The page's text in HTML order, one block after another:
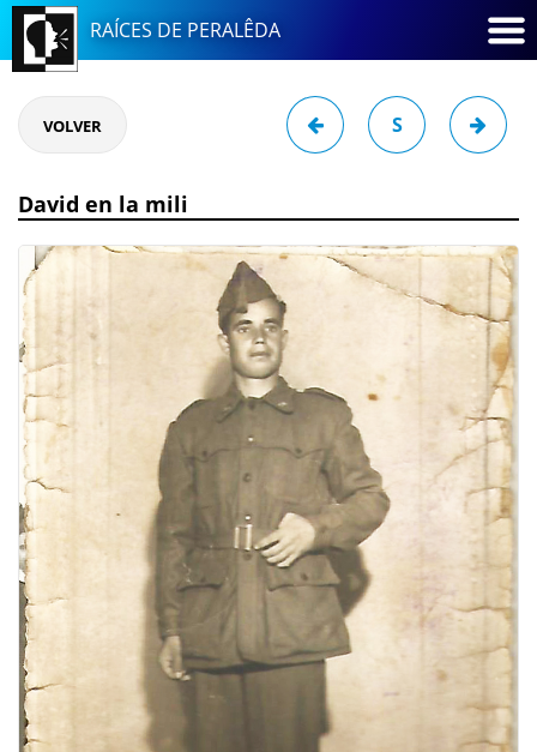
RAÍCES DE PERALÊDA
VOLVER S
David en la mili